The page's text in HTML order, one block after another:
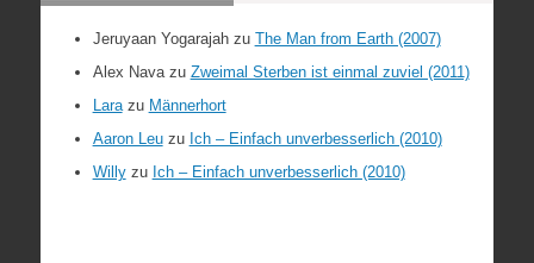
Jeruyaan Yogarajahzu The Man from Earth (2007)
Alex Navazu Zweimal Sterben ist einmal zuviel (2011)
Larazu Männerhort
Aaron Leuzu Ich – Einfach unverbesserlich (2010)
Willyzu Ich – Einfach unverbesserlich (2010)